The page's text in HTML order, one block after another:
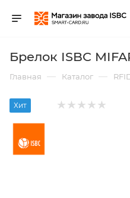
Брелок ISBC
Главная — Каталог —
Хит